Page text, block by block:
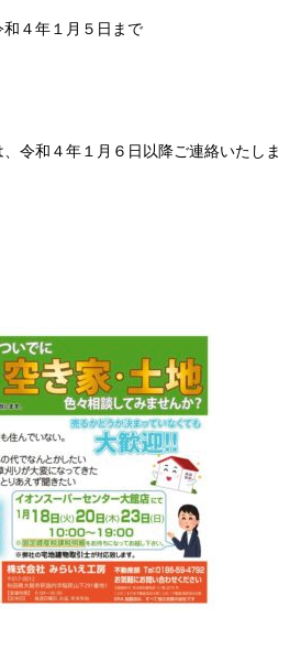
４年１月５日まで
令和４年１月６日以降ご連絡いたしま